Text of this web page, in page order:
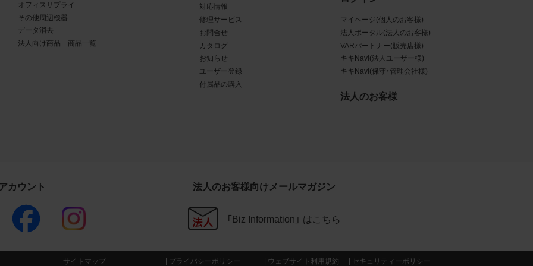
写真データ利用規約の違反
真データ利用規約に違反した場合、お客様は直ちに商品写真データ
を中止し、消去するものとします。また、商品写真データ利用規約に
たことにより、当社に損害が生じた場合、お客様はその損害を賠償す
CAD図データ利用規約
の帰属
託する第三者に帰属することに同意します。
オフィスサプライ
その他周辺機器
データ消去
法人向け商品 商品一覧
対応情報
修理サービス
お問合せ
カタログ
お知らせ
ユーザー登録
付属品の購入
マイページ(個人のお客様)
法人ポータル(法人のお客様)
VARパートナー(販売店様)
キキNavi(法人ユーザー様)
キキNavi(保守・管理会社様)
法人のお客様
カウント 法人のお客様向けメールマガジン
「Biz Information」 はこちら
サイトマップ プライバシーポリシー ウェブサイト利用規約 セキュリティーポリシー